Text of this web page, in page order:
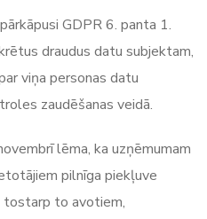
GDPR 6. panta 1.
draudus datu subjektam,
viņa personas datu
zaudēšanas veidā.
lēma, ka uzņēmumam
pilnīga piekļuve
tostarp to avotiem,